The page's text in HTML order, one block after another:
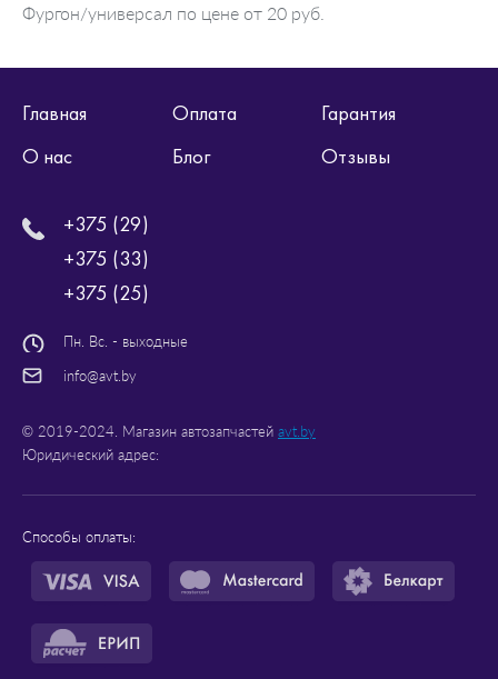
Фургон/универсал по цене от 20 руб.
Главная Оплата
Гарантия
О нас
Блог Отзывы
+375 (29)
+375 (33)
+375 (25)
Пн. Вс. - выходные
info@avt.by
© 2019-2024. Магазин автозапчастей avt.by
Юридический адрес:
Способы оплаты: